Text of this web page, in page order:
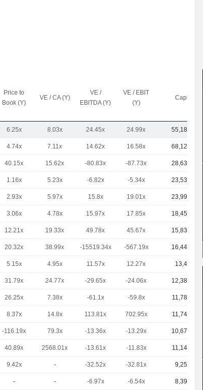
Price to
Book (Y)
VE / CA (Y)
VE /
EBITDA (Y)
VE / EBIT
(Y)
Capi.($)
6.25x 8.03x 24.45x 24.99x 55,18 Md
4.74x 7.11x 14.62x 16.58x 68,12 Md
40.15x 15.62x -80.83x -87.73x 28,63 Md
1.16x 5.23x -6.82x -5.34x 23,53 Md
2.93x 5.97x 15.8x 19.01x 23,99 Md
3.06x 4.78x 15.97x 17.85x 18,45 Md
12.21x 19.33x 49.78x 45.67x 15,83 Md
20.32x 38.99x -15519.34x -567.19x 16,44 Md
5.15x 4.95x 11.57x 12.27x 13,4 Md
31.79x 24.77x -29.65x -24.06x 12,38 Md
26.25x 7.38x -61.1x -59.8x 11,78 Md
8.37x 14.8x 113.81x 702.95x 11,74 Md
-116.19x 79.3x -13.36x -13.29x 10,67 Md
40.89x 2568.01x -13.61x -11.83x 11,14 Md
9.42x - -32.52x -32.81x 9,25 Md
- - -6.97x -6.54x 8,39 Md